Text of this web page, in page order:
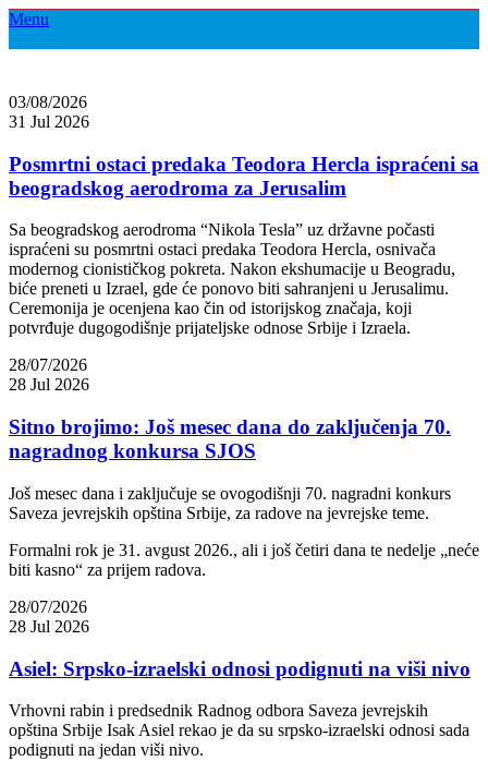
Menu
03/08/2026
31 Jul 2026
Posmrtni ostaci predaka Teodora Hercla ispraćeni sa
beogradskog aerodroma za Jerusalim
Sa beogradskog aerodroma “Nikola Tesla” uz državne počasti
ispraćeni su posmrtni ostaci predaka Teodora Hercla, osnivača
modernog cionističkog pokreta. Nakon ekshumacije u Beogradu,
biće preneti u Izrael, gde će ponovo biti sahranjeni u Jerusalimu.
Ceremonija je ocenjena kao čin od istorijskog značaja, koji
potvrđuje dugogodišnje prijateljske odnose Srbije i Izraela.
28/07/2026
28 Jul 2026
Sitno brojimo: Još mesec dana do zaključenja 70.
nagradnog konkursa SJOS
Još mesec dana i zaključuje se ovogodišnji 70. nagradni konkurs
Saveza jevrejskih opština Srbije, za radove na jevrejske teme.
Formalni rok je 31. avgust 2026., ali i još četiri dana te nedelje „neće
biti kasno“ za prijem radova.
28/07/2026
28 Jul 2026
Asiel: Srpsko-izraelski odnosi podignuti na viši nivo
Vrhovni rabin i predsednik Radnog odbora Saveza jevrejskih
opština Srbije Isak Asiel rekao je da su srpsko-izraelski odnosi sada
podignuti na jedan viši nivo.